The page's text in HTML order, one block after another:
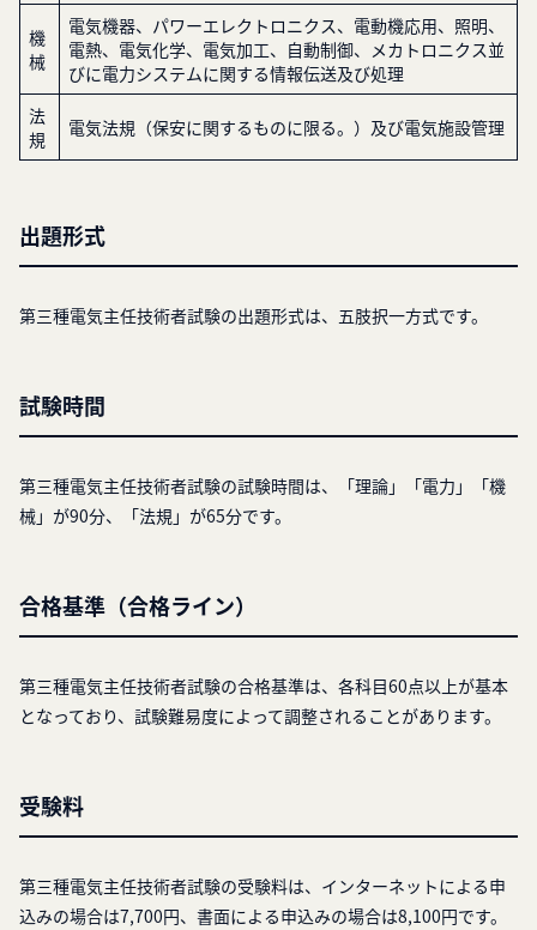
機
械
電気機器、パワーエレクトロニクス、電動機応用、照明、
電熱、電気化学、電気加工、自動制御、メカトロニクス並
びに電力システムに関する情報伝送及び処理
法
規
電気法規（保安に関するものに限る。）及び電気施設管理
出題形式
第三種電気主任技術者試験の出題形式は、五肢択一方式です。
試験時間
第三種電気主任技術者試験の試験時間は、「理論」「電力」「機
械」が90分、「法規」が65分です。
合格基準（合格ライン）
第三種電気主任技術者試験の合格基準は、各科目60点以上が基本
となっており、試験難易度によって調整されることがあります。
受験料
第三種電気主任技術者試験の受験料は、インターネットによる申
込みの場合は7,700円、書面による申込みの場合は8,100円です。